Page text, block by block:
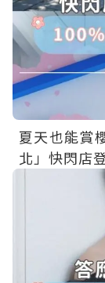
夏天也能賞
北」快閃店